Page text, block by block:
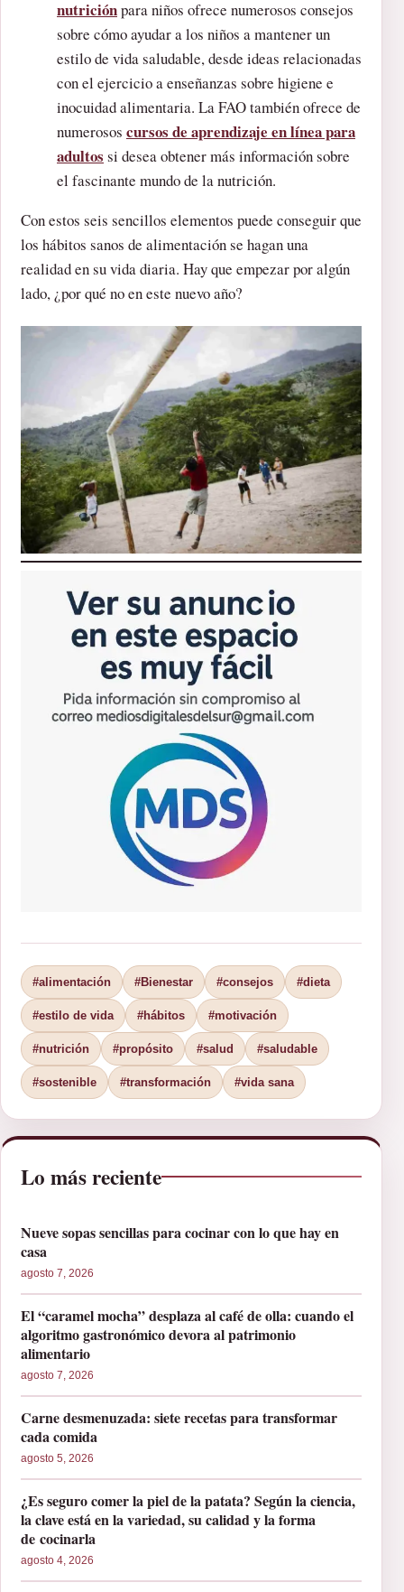
nutriciónpara niños ofrece numerosos consejos
sobre cómo ayudar a los niños a mantener un
estilo de vida saludable, desde ideas relacionadas
con el ejercicio a enseñanzas sobre higiene e
inocuidad alimentaria. La FAO también ofrece de
numerosos cursos de aprendizaje en línea para
adultos si desea obtener más información sobre
el fascinante mundo de la nutrición.
Con estos seis sencillos elementos puede conseguir que
los hábitos sanos de alimentación se hagan una
realidad en su vida diaria. Hay que empezar por algún
lado, ¿por qué no en este nuevo año?
#alimentación #Bienestar #consejos #dieta
#estilo de vida #hábitos #motivación
#nutrición #propósito #salud #saludable
#sostenible #transformación #vida sana
Lo más reciente
Nueve sopas sencillas para cocinar con lo que hay en
casa
agosto 7, 2026
El “caramel mocha” desplaza al café de olla: cuando el
algoritmo gastronómico devora al patrimonio
alimentario
agosto 7, 2026
Carne desmenuzada: siete recetas para transformar
cada comida
agosto 5, 2026
¿Es seguro comer la piel de la patata? Según la ciencia,
la clave está en la variedad, su calidad y la forma
de cocinarla
agosto 4, 2026